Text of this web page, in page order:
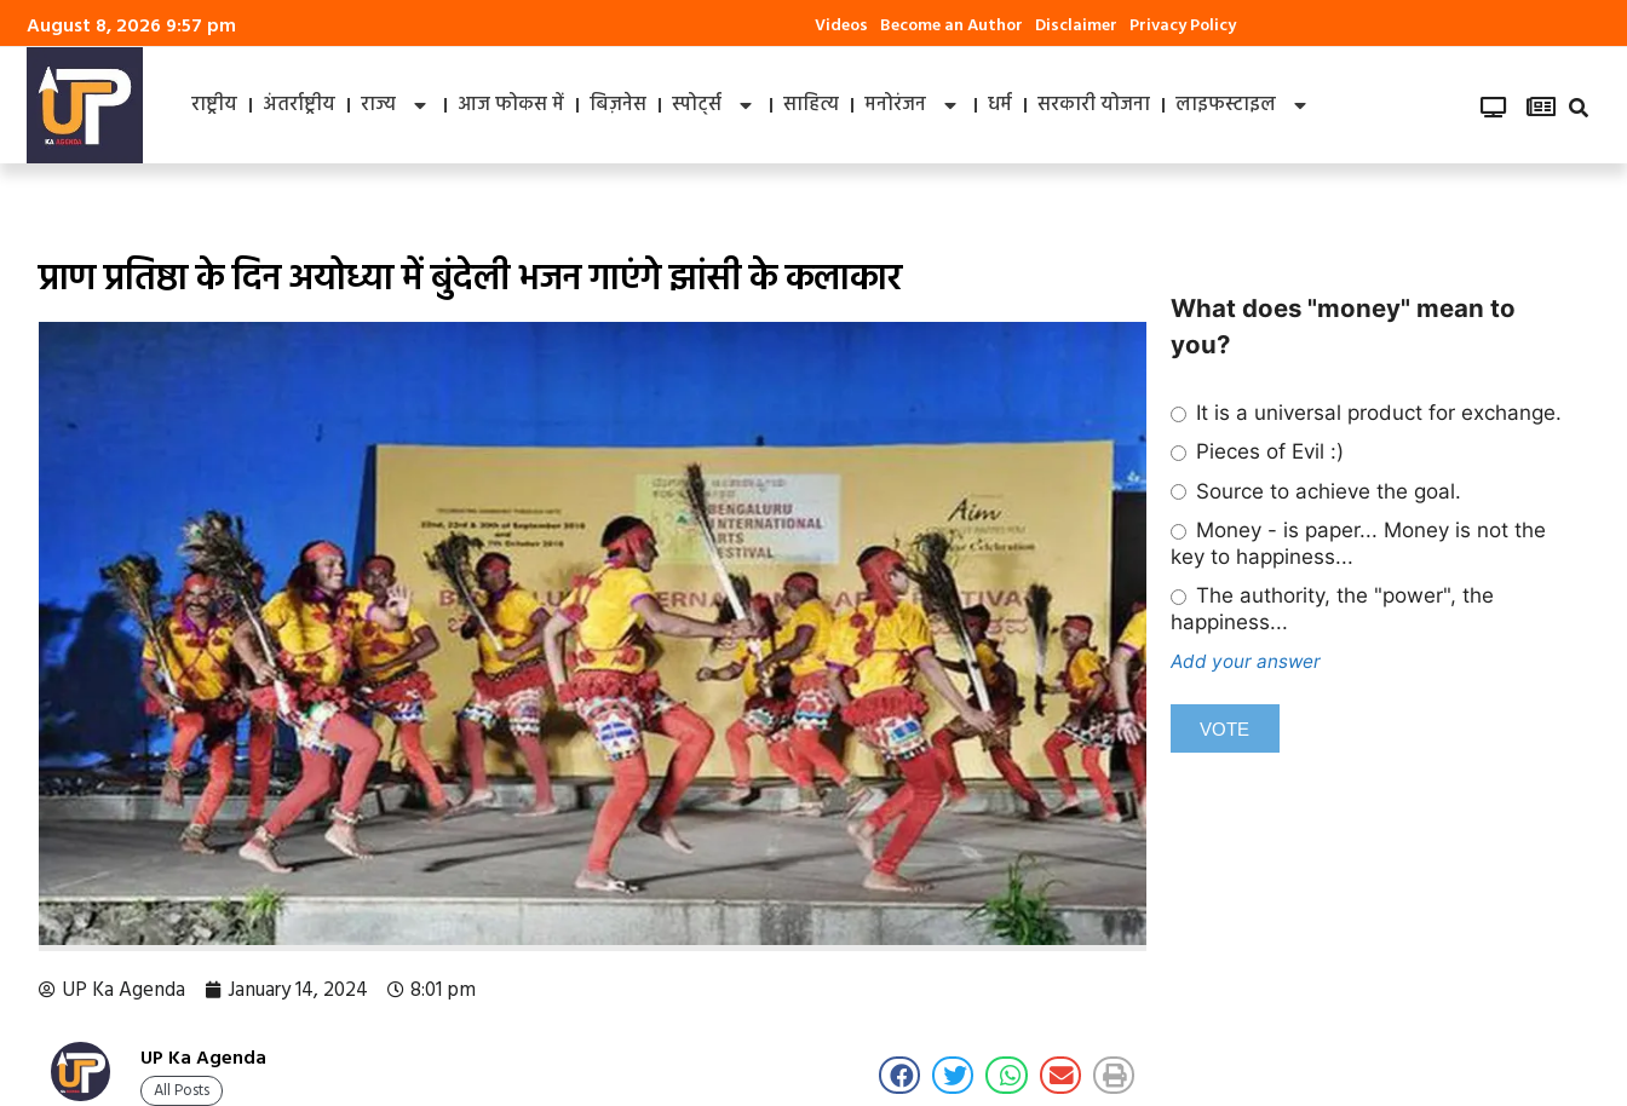
August 8, 2026 9:57 pm Videos Become an Author Disclaimer Privacy Policy
राष्ट्रीय अंतर्राष्ट्रीय राज्य आज फोकस में बिज़नेस स्पोर्ट्स साहित्य मनोरंजन धर्म सरकारी योजना लाइफस्टाइल
प्राण प्रतिष्ठा के दिन अयोध्या में बुंदेली भजन गाएंगे झांसी के कलाकार
UP Ka Agenda January 14, 2024 8:01 pm
UP Ka Agenda
All Posts
What does "money" mean to
you?
It is a universal product for exchange.
Pieces of Evil :)
Source to achieve the goal.
Money - is paper... Money is not the
key to happiness...
The authority, the "power", the
happiness...
Add your answer